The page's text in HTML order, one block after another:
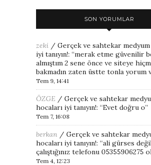
SON YORUMLAR
zeki / Gerçek ve sahtekar medyum
iyi tanıyın!: “merak etme güvenilir
almıştım 2 sene önce ve siteye
bakmadın zaten üstte tonla yorum
Tem 9, 14:41
ÖZGE / Gerçek ve sahtekar
hocaları iyi tanıyın!: “Evet doğru o”
Tem 7, 16:08
berkan / Gerçek ve sahtekar
hocaları iyi tanıyın!: “ali gürses
çalıştığınız telefonu 05355906275
Tem 4, 12:23